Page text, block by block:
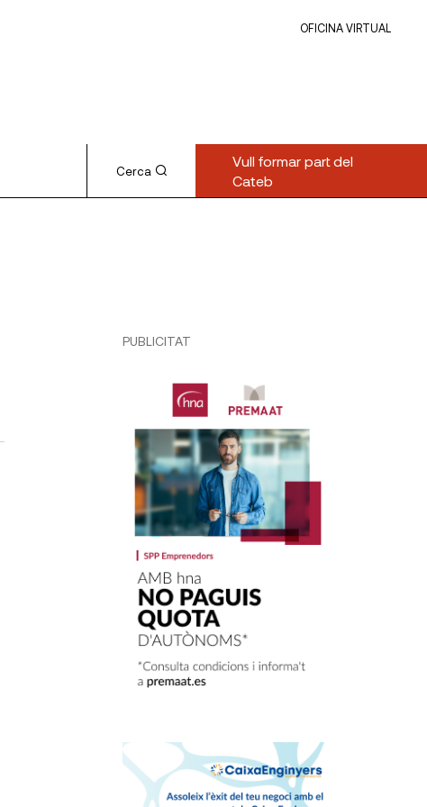
OFICINA VIRTUAL
Cerca
Vull formar part del
Cateb
PUBLICITAT